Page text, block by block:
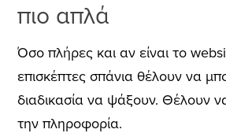
πιο απλά
Όσο πλήρες και αν είναι το
επισκέπτες σπάνια θέλουν να
διαδικασία να ψάξουν. Θέλουν
την πληροφορία.